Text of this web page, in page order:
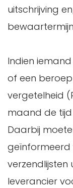
uitschrijving
Indien
of een
vergetelheid
maand de
Daarbij
geïnformeerd
verzendlijsten
leverancier